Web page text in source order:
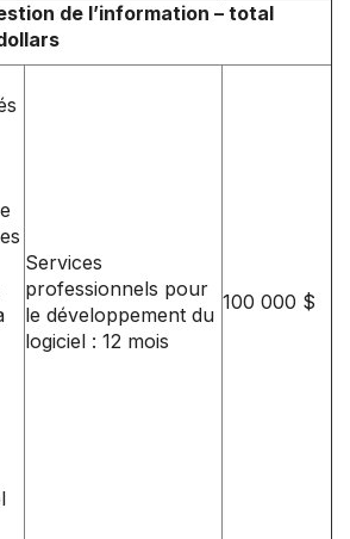
de l’information – total
Services
professionnels pour
le développement du
logiciel : 12 mois
100 000 $